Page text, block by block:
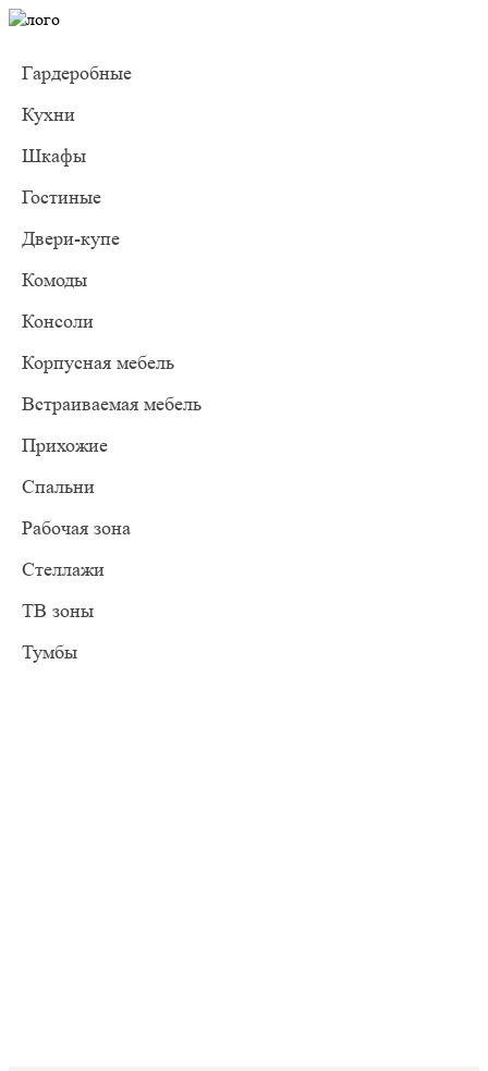
Гардеробные
Кухни
Шкафы
Гостиные
Двери-купе
Комоды
Консоли
Корпусная мебель
Встраиваемая мебель
Прихожие
Спальни
Рабочая зона
Стеллажи
ТВ зоны
Тумбы